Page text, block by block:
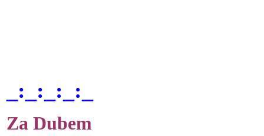
_:_:_:_:_
Za Dubem